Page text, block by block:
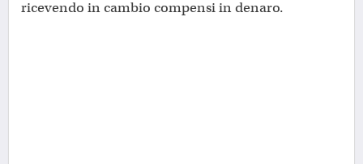
ricevendo in cambio compensi in denaro.